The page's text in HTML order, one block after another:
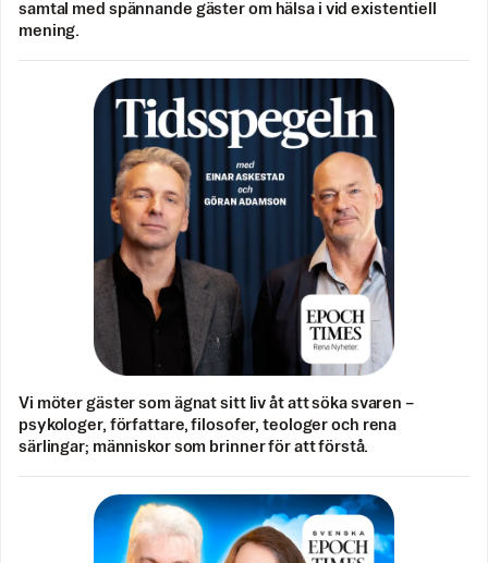
samtal med spännande gäster om hälsa i vid existentiell
mening.
Vi möter gäster som ägnat sitt liv åt att söka svaren –
psykologer, författare, filosofer, teologer och rena
särlingar; människor som brinner för att förstå.